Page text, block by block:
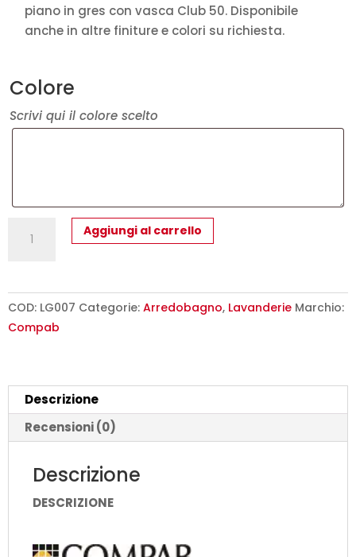
piano in gres con vasca Club 50. Disponibile
anche in altre finiture e colori su richiesta.
Colore
Scrivi qui il colore scelto
LG007
Luxury
Compab
x
51/37/20,8
cm
quantità
Aggiungi al carrello
COD: LG007 Categorie: Arredobagno, Lavanderie Marchio:
Compab
Descrizione
Recensioni (0)
Descrizione
DESCRIZIONE